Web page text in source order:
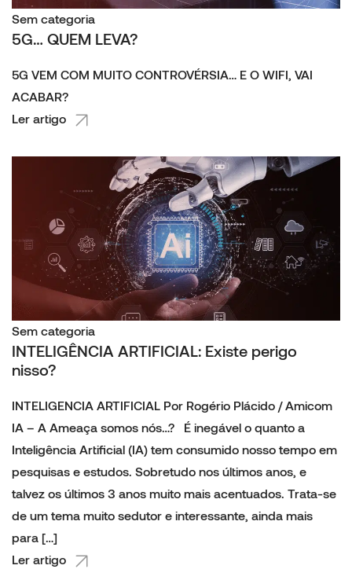
Sem categoria
5G… QUEM LEVA?
5G VEM COM MUITO CONTROVÉRSIA… E O WIFI, VAI
ACABAR?
Ler artigo
Sem categoria
INTELIGÊNCIA ARTIFICIAL: Existe perigo
nisso?
INTELIGENCIA ARTIFICIAL Por Rogério Plácido / Amicom
IA – A Ameaça somos nós…? É inegável o quanto a
Inteligência Artificial (IA) tem consumido nosso tempo em
pesquisas e estudos. Sobretudo nos últimos anos, e
talvez os últimos 3 anos muito mais acentuados. Trata-se
de um tema muito sedutor e interessante, ainda mais
para […]
Ler artigo